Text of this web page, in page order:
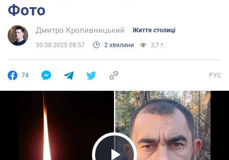
Фото
Дмитро Кропивницький Життя столиці
30.08.2025 08:57 2 хвилини 3,7 т.
74 РУС